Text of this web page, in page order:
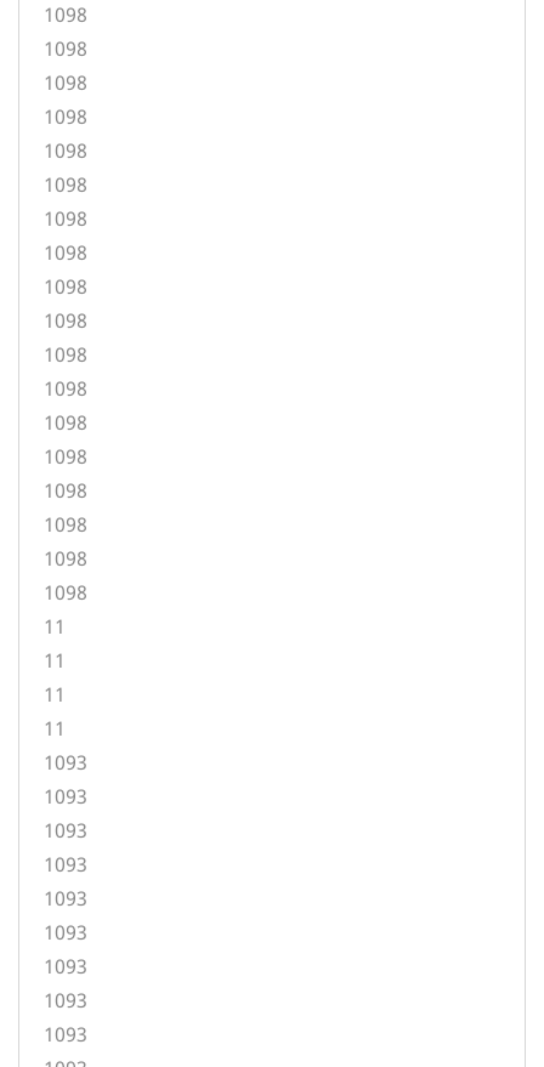
1098
1098
1098
1098
1098
1098
1098
1098
1098
1098
1098
1098
1098
1098
1098
1098
1098
1098
11
11
11
11
1093
1093
1093
1093
1093
1093
1093
1093
1093